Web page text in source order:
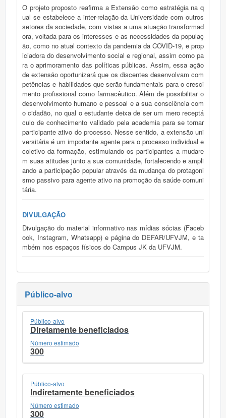
O projeto proposto reafirma a Extensão como estratégia na q
ual se estabelece a inter-relação da Universidade com outros
setores da sociedade, com vistas a uma atuação transformad
ora, voltada para os interesses e as necessidades da populaç
ão, como no atual contexto da pandemia da COVID-19, e prop
iciadora do desenvolvimento social e regional, assim como pa
ra o aprimoramento das políticas públicas. Assim, essa ação
de extensão oportunizará que os discentes desenvolvam com
petências e habilidades que serão fundamentais para o cresci
mento profissional como farmacêutico. Além de possibilitar o
desenvolvimento humano e pessoal e a sua consciência com
o cidadão, no qual o estudante deixa de ser um mero receptá
culo de conhecimento validado pela academia para se tornar
participante ativo do processo. Nesse sentido, a extensão uni
versitária é um importante agente para o processo individual e
coletivo da formação, estimulando os participantes a mudare
m suas atitudes junto a sua comunidade, fortalecendo e ampli
ando a participação popular através da mudança do protagoni
smo passivo para agente ativo na promoção da saúde comuni
tária.
DIVULGAÇÃO
Divulgação do material informativo nas mídias sócias (Faceb
ook, Instagram, Whatsapp) e página do DEFAR/UFVJM, e ta
mbém nos espaços físicos do Campus JK da UFVJM.
Público-alvo
Público-alvo
Diretamente beneficiados
Número estimado
300
Público-alvo
Indiretamente beneficiados
Número estimado
300